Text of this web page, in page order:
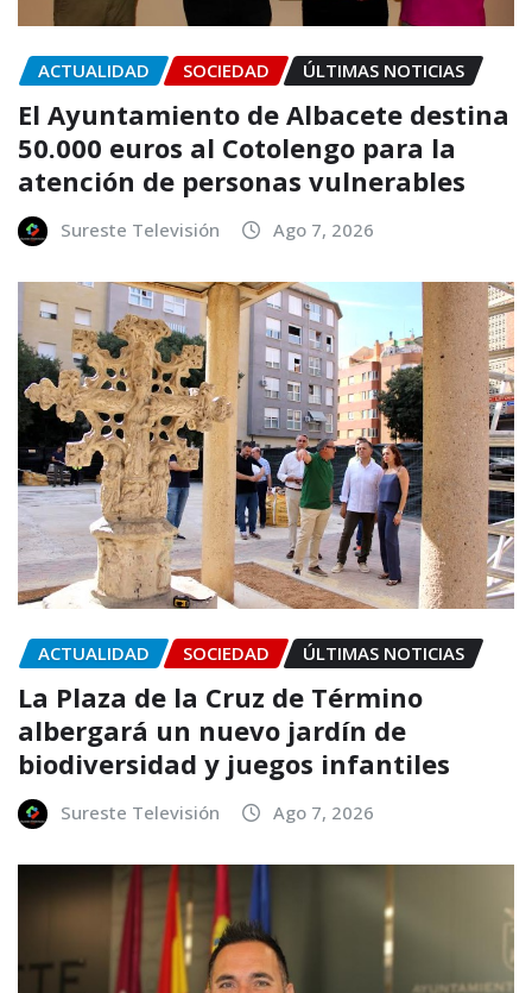
ACTUALIDAD SOCIEDAD ÚLTIMAS NOTICIAS
El Ayuntamiento de Albacete destina
50.000 euros al Cotolengo para la
atención de personas vulnerables
Sureste Televisión Ago 7, 2026
ACTUALIDAD SOCIEDAD ÚLTIMAS NOTICIAS
La Plaza de la Cruz de Término
albergará un nuevo jardín de
biodiversidad y juegos infantiles
Sureste Televisión Ago 7, 2026